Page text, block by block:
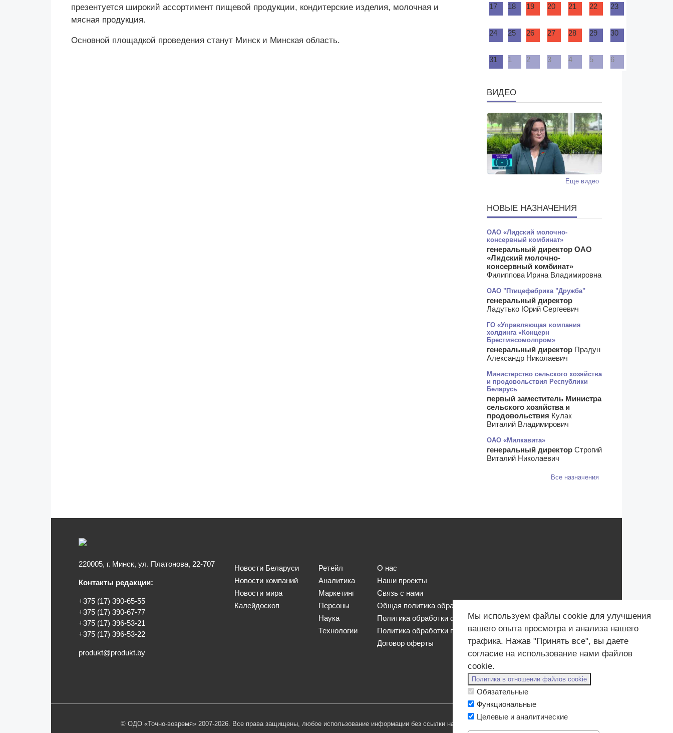
презентуется широкий ассортимент пищевой продукции, кондитерские изделия, молочная и
мясная продукция.
Основной площадкой проведения станут Минск и Минская область.
17 18 19 20 21 22 23
24 25 26 27 28 29 30
31 1 2 3 4 5 6
ВИДЕО
Еще видео
НОВЫЕ НАЗНАЧЕНИЯ
ОАО «Лидский молочно-
консервный комбинат»
генеральный директор ОАО
«Лидский молочно-
консервный комбинат»
Филиппова Ирина Владимировна
ОАО "Птицефабрика "Дружба"
генеральный директор
Ладутько Юрий Сергеевич
ГО «Управляющая компания
холдинга «Концерн
Брестмясомолпром»
генеральный директор Прадун
Александр Николаевич
Министерство сельского хозяйства
и продовольствия Республики
Беларусь
первый заместитель Министра
сельского хозяйства и
продовольствия Кулак
Виталий Владимирович
ОАО «Милкавита»
генеральный директор Строгий
Виталий Николаевич
Все назначения
220005, г. Минск, ул. Платонова, 22-707
Контакты редакции:
+375 (17) 390-65-55
+375 (17) 390-67-77
+375 (17) 396-53-21
+375 (17) 396-53-22
produkt@produkt.by
Новости Беларуси
Новости компаний
Новости мира
Калейдоскоп
Ретейл
Аналитика
Маркетинг
Персоны
Наука
Технологии
О нас
Наши проекты
Связь с нами
Общая политика обработки персональных данных
Политика обработки файлов Cookies
Политика обработки персональных данных для мероприятий
Договор оферты
© ОДО «Точно-вовремя» 2007-2026. Все права защищены, любое использование информации без ссылки на источник produkt.by запрещено.
Мы используем файлы cookie для улучшения
вашего опыта просмотра и анализа нашего
трафика. Нажав "Принять все", вы даете
согласие на использование нами файлов
cookie.
Политика в отношении файлов cookie
Обязательные
Функциональные
Целевые и аналитические